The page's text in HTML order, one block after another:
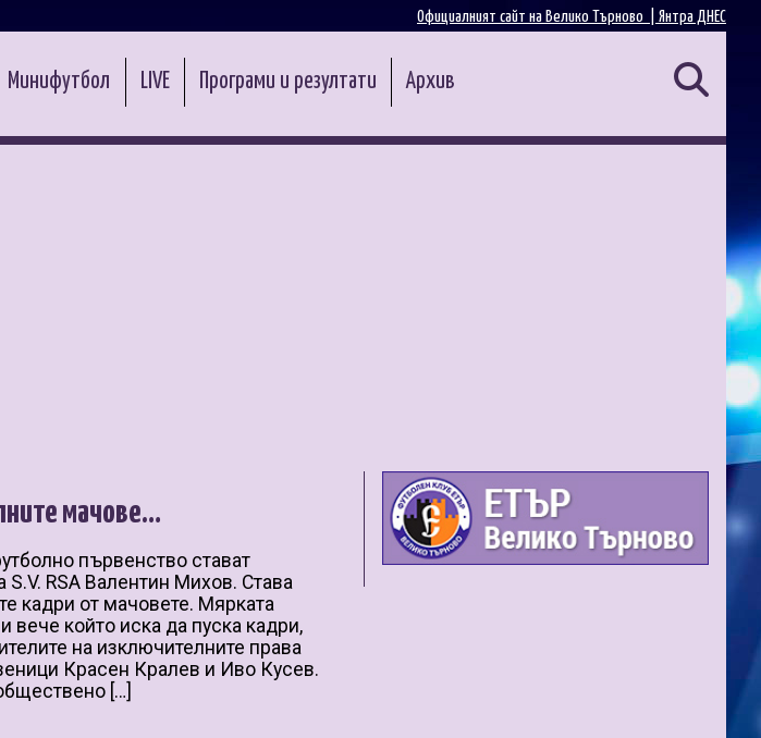
Янтра ДНЕС
Официалният сайт на Велико Търново |
Минифутбол LIVE Програми и резултати Архив
мачове…
първенство стават
RSA Валентин Михов. Става
кадри от мачовете. Мярката
вече който иска да пуска кадри,
на изключителните права
Красен Кралев и Иво Кусев.
[…]